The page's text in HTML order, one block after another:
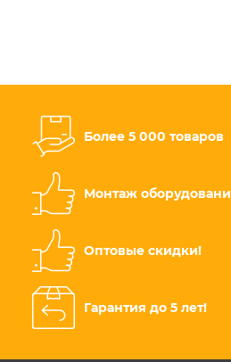
Более 5 000 товаров
Монтаж
Оптовые скидки!
Гарантия до 5 лет!